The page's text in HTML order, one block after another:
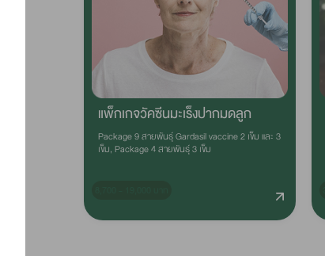
แพ็กเกจวัคซีนมะเร็งปากมดลูก
Package 9 สายพันธุ์ Gardasil vaccine 2 เข็ม และ 3
เข็ม, Package 4 สายพันธุ์ 3 เข็ม